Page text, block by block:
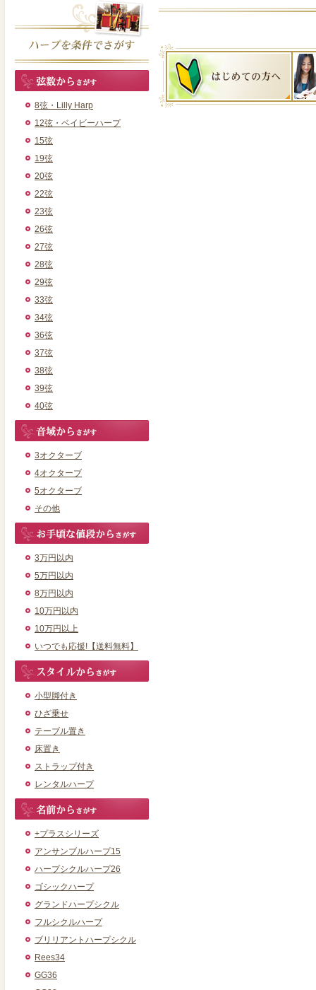
8弦・Lilly Harp
12弦・ベイビーハープ
15弦
19弦
20弦
22弦
23弦
26弦
27弦
28弦
29弦
33弦
34弦
36弦
37弦
38弦
39弦
40弦
3オクターブ
4オクターブ
5オクターブ
その他
3万円以内
5万円以内
8万円以内
10万円以内
10万円以上
いつでも応援!【送料無料】
小型脚付き
ひざ乗せ
テーブル置き
床置き
ストラップ付き
レンタルハープ
+プラスシリーズ
アンサンブルハープ15
ハープシクルハープ26
ゴシックハープ
グランドハープシクル
フルシクルハープ
ブリリアントハープシクル
Rees34
GG36